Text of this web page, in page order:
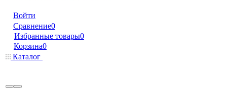
Войти
Сравнение0
Избранные товары0
Корзина0
Каталог